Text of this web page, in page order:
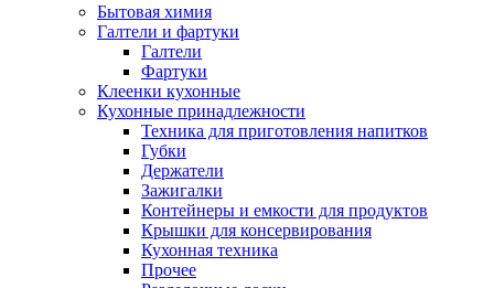
Бытовая химия
Галтели и фартуки
Галтели
Фартуки
Клеенки кухонные
Кухонные принадлежности
Техника для приготовления напитков
Губки
Держатели
Зажигалки
Контейнеры и емкости для продуктов
Крышки для консервирования
Кухонная техника
Прочее